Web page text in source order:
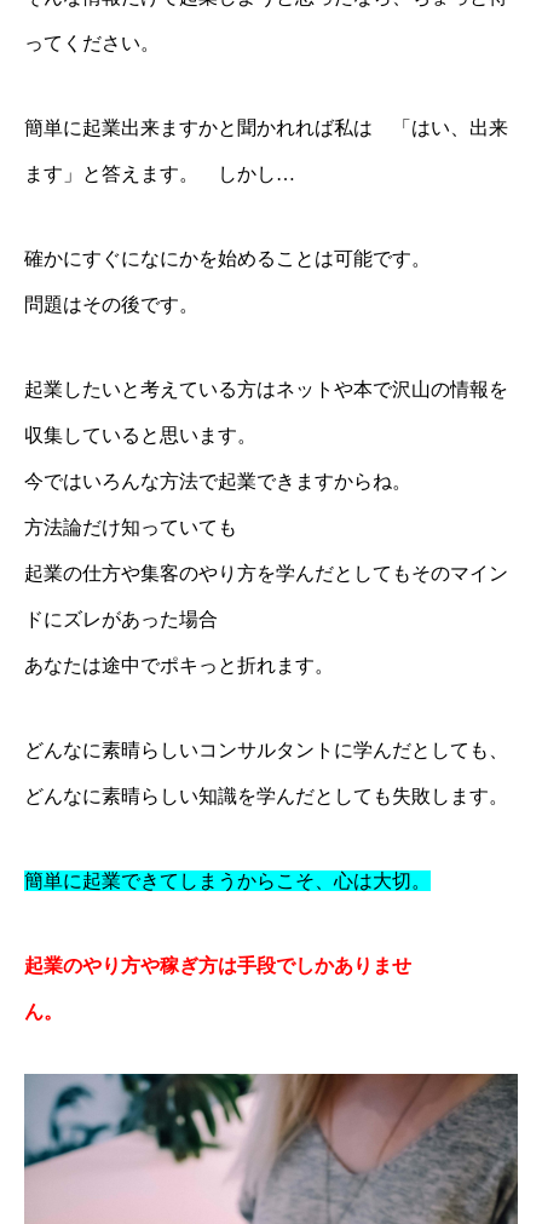
ってください。
簡単に起業出来ますかと聞かれれば私は 「はい、出来
ます」と答えます。 しかし…
確かにすぐになにかを始めることは可能です。
問題はその後です。
起業したいと考えている方はネットや本で沢山の情報を
収集していると思います。
今ではいろんな方法で起業できますからね。
方法論だけ知っていても
起業の仕方や集客のやり方を学んだとしてもそのマイン
ドにズレがあった場合
あなたは途中でポキっと折れます。
どんなに素晴らしいコンサルタントに学んだとしても、
どんなに素晴らしい知識を学んだとしても失敗します。
簡単に起業できてしまうからこそ、心は大切。
起業のやり方や稼ぎ方は手段でしかありませ
ん。